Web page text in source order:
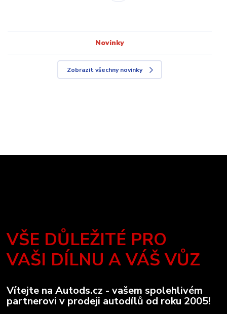
Novinky
Zobrazit všechny novinky
VŠE DŮLEŽITÉ PRO
VAŠI DÍLNU A VÁŠ VŮZ
Vítejte na Autods.cz - vašem spolehlivém
partnerovi v prodeji autodílů od roku 2005!